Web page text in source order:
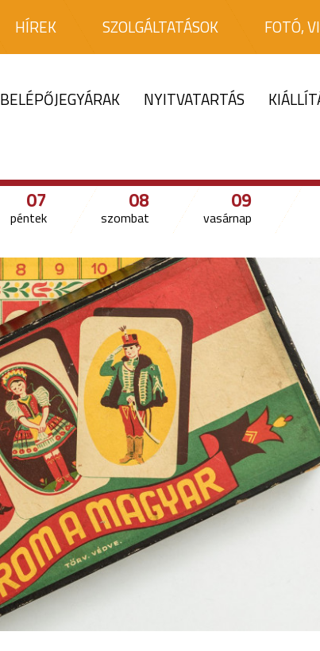
HÍREK SZOLGÁLTATÁSOK FOTÓ,
BELÉPŐJEGYÁRAK NYITVATARTÁS
07
péntek
08
szombat
09
vasárnap